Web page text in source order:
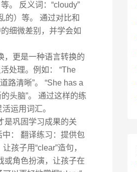
。 反义词：“cloudy”
的）等。 通过对比和
细微差别，并学会如
，更是一种语言转换的
处理。例如： “The
路清晰”。 “She has a
头脑”。 通过这样的练
运用词汇。
是巩固学习成果的关
： 翻译练习：提供包
孩子用“clear”造句，
或角色扮演，让孩子在